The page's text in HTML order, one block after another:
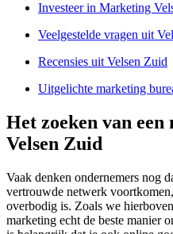
Investeer in Marketing
Veelgestelde vragen uit
Recensies uit Velsen Zuid
Uitgelichte marketing
Het zoeken van
Velsen Zuid
Vaak denken ondernemers nog
vertrouwde netwerk
overbodig is. Zoals we
marketing echt de beste manier